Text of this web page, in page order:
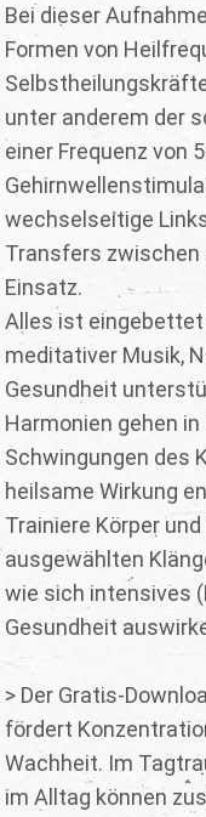
Bei dieser
Formen von
unter anderem der
einer Frequenz von
wechselseitige
Transfers zwischen
Einsatz.
Alles ist eingebettet
meditativer Musik,
Gesundheit
Harmonien gehen
Schwingungen des
heilsame Wirkung
Trainiere Körper
ausgewählten
wie sich intensives
Gesundheit
> Der Gratis-
fördert
Wachheit. Im
im Alltag können